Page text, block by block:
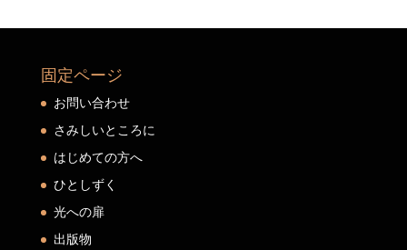
固定ページ
お問い合わせ
さみしいところに
はじめての方へ
ひとしずく
光への扉
出版物